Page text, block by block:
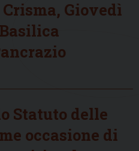
Giovedì
Statuto delle
occasione di